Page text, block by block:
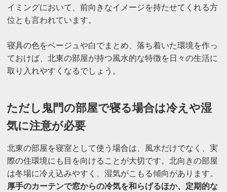
イミングにおいて、前向きなイメージを持たせてくれる方
位とも言われています。
寝具の色をベージュや白でまとめ、落ち着いた環境を作っ
ておけば、北東の部屋が持つ風水的な特徴を日々の生活に
取り入れやすくなるでしょう。
ただし鬼門の部屋で寝る場合は冷えや湿
気に注意が必要
北東の部屋を寝室として使う場合は、風水だけでなく、実
際の住環境にも目を向けることが大切です。北向きの部屋
は冬場に冷え込みやすく、湿気がこもる傾向があります。
厚手のカーテンで窓からの冷気を和らげるほか、定期的な